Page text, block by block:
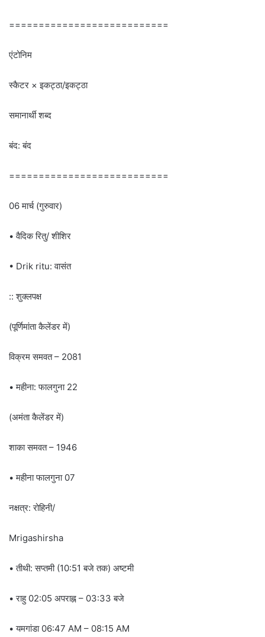
===========================
एंटोनिम
स्कैटर × इकट्ठा/इकट्ठा
समानार्थी शब्द
बंद: बंद
===========================
06 मार्च (गुरुवार)
• वैदिक रितु/ शीशिर
• Drik ritu: वासंत
:: शुक्लपक्ष
(पूर्णिमांता कैलेंडर में)
विक्रम समवत – 2081
• महीना: फालगुना 22
(अमंता कैलेंडर में)
शाका समवत – 1946
• महीना फालगुना 07
नक्षत्र: रोहिनी/
Mrigashirsha
• तीथी: सप्तमी (10:51 बजे तक) अष्टमी
• राहु 02:05 अपराह्न – 03:33 बजे
• यमगांडा 06:47 AM – 08:15 AM